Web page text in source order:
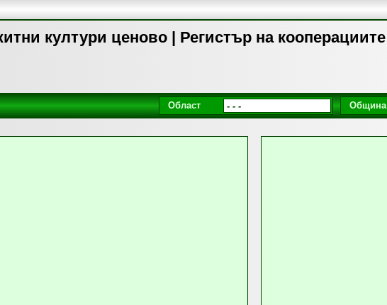
култури ценово | Регистър на кооперациите
Област Община